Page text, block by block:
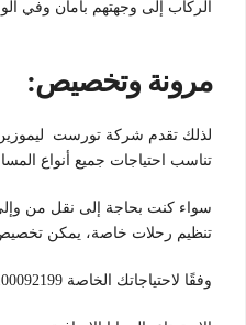
الركاب إلى وجهتهم بأمان وفي
مرونة وتخصيص:
لذلك تقدم شركة تورست
تناسب احتياجات جميع أنواع
سواء كنت بحاجة إلى نقل من
تنظيم رحلات خاصة، يمكن
وفقًا لاحتياجاتك الخاصة 01100092199.